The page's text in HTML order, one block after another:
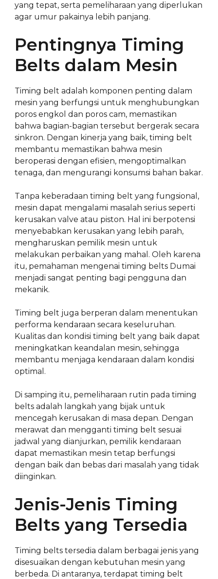
yang tepat, serta pemeliharaan yang diperlukan
agar umur pakainya lebih panjang.
Pentingnya Timing
Belts dalam Mesin
Timing belt adalah komponen penting dalam
mesin yang berfungsi untuk menghubungkan
poros engkol dan poros cam, memastikan
bahwa bagian-bagian tersebut bergerak secara
sinkron. Dengan kinerja yang baik, timing belt
membantu memastikan bahwa mesin
beroperasi dengan efisien, mengoptimalkan
tenaga, dan mengurangi konsumsi bahan bakar.
Tanpa keberadaan timing belt yang fungsional,
mesin dapat mengalami masalah serius seperti
kerusakan valve atau piston. Hal ini berpotensi
menyebabkan kerusakan yang lebih parah,
mengharuskan pemilik mesin untuk
melakukan perbaikan yang mahal. Oleh karena
itu, pemahaman mengenai timing belts Dumai
menjadi sangat penting bagi pengguna dan
mekanik.
Timing belt juga berperan dalam menentukan
performa kendaraan secara keseluruhan.
Kualitas dan kondisi timing belt yang baik dapat
meningkatkan keandalan mesin, sehingga
membantu menjaga kendaraan dalam kondisi
optimal.
Di samping itu, pemeliharaan rutin pada timing
belts adalah langkah yang bijak untuk
mencegah kerusakan di masa depan. Dengan
merawat dan mengganti timing belt sesuai
jadwal yang dianjurkan, pemilik kendaraan
dapat memastikan mesin tetap berfungsi
dengan baik dan bebas dari masalah yang tidak
diinginkan.
Jenis-Jenis Timing
Belts yang Tersedia
Timing belts tersedia dalam berbagai jenis yang
disesuaikan dengan kebutuhan mesin yang
berbeda. Di antaranya, terdapat timing belt